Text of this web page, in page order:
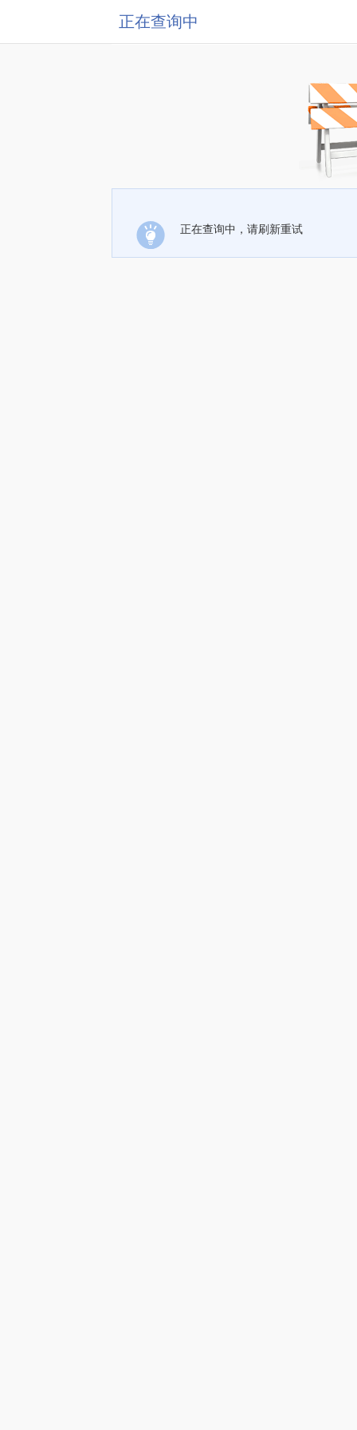
正在查询中
正在查询中，请刷新重试